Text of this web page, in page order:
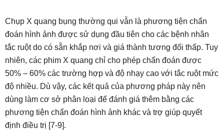
Chụp X quang bụng thường qui vẫn là phương tiện chẩn
đoán hình ảnh được sử dụng đầu tiên cho các bệnh nhân
tắc ruột do có sẵn khắp nơi và giá thành tương đối thấp. Tuy
nhiên, các phim X quang chỉ cho phép chẩn đoán được
50% – 60% các trường hợp và độ nhạy cao với tắc ruột mức
độ nhiều. Dù vậy, các kết quả của phương pháp này nên
dùng làm cơ sở phân loại để đánh giá thêm bằng các
phương tiện chẩn đoán hình ảnh khác và trợ giúp quyết
định điều trị [7-9].